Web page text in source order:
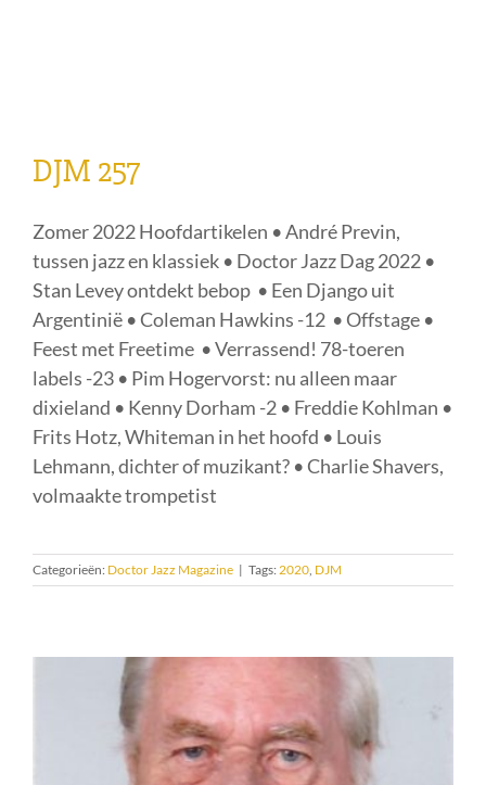
DJM 257
Zomer 2022 Hoofdartikelen • André Previn,
tussen jazz en klassiek • Doctor Jazz Dag 2022 •
Stan Levey ontdekt bebop • Een Django uit
Argentinië • Coleman Hawkins -12 • Offstage •
Feest met Freetime • Verrassend! 78-toeren
labels -23 • Pim Hogervorst: nu alleen maar
dixieland • Kenny Dorham -2 • Freddie Kohlman •
Frits Hotz, Whiteman in het hoofd • Louis
Lehmann, dichter of muzikant? • Charlie Shavers,
volmaakte trompetist
Categorieën: Doctor Jazz Magazine | Tags: 2020 DJM